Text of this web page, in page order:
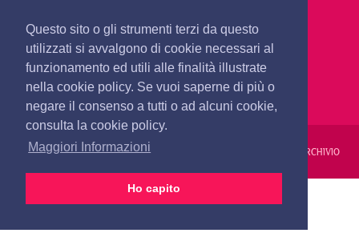
Questo sito o gli strumenti terzi da questo
utilizzati si avvalgono di cookie necessari al
funzionamento ed utili alle finalità illustrate
nella cookie policy. Se vuoi saperne di più o
negare il consenso a tutti o ad alcuni cookie,
consulta la cookie policy.
Maggiori Informazioni
Ho capito
redazione@olbianotizie.it
REDAZIONE PUBBLICITÀ PRIVACY E COOKIES ARCHIVIO
24 ORE VIDEO